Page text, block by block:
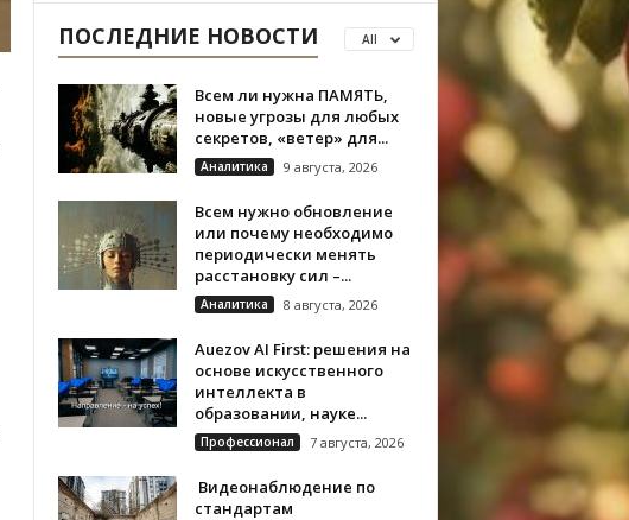
ПОСЛЕДНИЕ НОВОСТИ All
Всем ли нужна ПАМЯТЬ,
новые угрозы для любых
секретов, «ветер» для...
Аналитика 9 августа, 2026
Всем нужно обновление
или почему необходимо
периодически менять
расстановку сил –...
Аналитика 8 августа, 2026
Auezov AI First: решения на
основе искусственного
интеллекта в
образовании, науке...
Профессионал 7 августа, 2026
Видеонаблюдение по
стандартам